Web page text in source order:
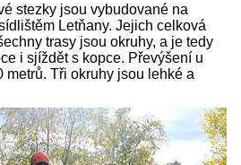
stezky jsou vybudované na
Letňany. Jejich celková
trasy jsou okruhy, a je tedy
i sjíždět s kopce. Převýšení u
metrů. Tři okruhy jsou lehké a